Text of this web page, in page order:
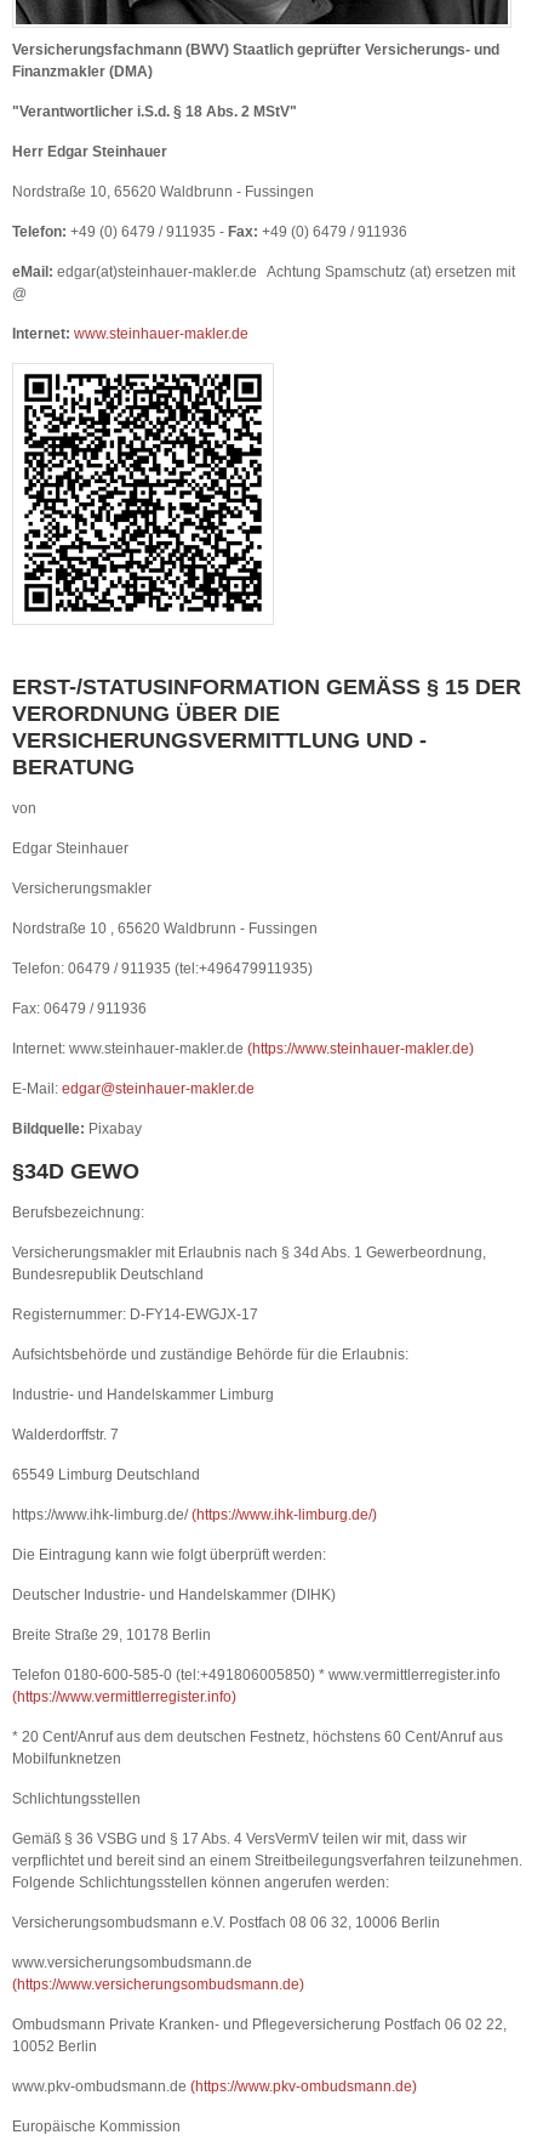
Versicherungsfachmann (BWV) Staatlich geprüfter Versicherungs- und
Finanzmakler (DMA)
"Verantwortlicher i.S.d. § 18 Abs. 2 MStV"
Herr Edgar Steinhauer
Nordstraße 10, 65620 Waldbrunn - Fussingen
Telefon: +49 (0) 6479 / 911935 - Fax: +49 (0) 6479 / 911936
eMail: edgar(at)steinhauer-makler.de Achtung Spamschutz (at) ersetzen mit
@
Internet: www.steinhauer-makler.de
ERST-/STATUSINFORMATION GEMÄSS § 15 DER V
ERORDNUNG ÜBER DIE V
ERSICHERUNGSVERMITTLUNG UND -B
ERATUNG
von
Edgar Steinhauer
Versicherungsmakler
Nordstraße 10 , 65620 Waldbrunn - Fussingen
Telefon: 06479 / 911935 (tel:+496479911935)
Fax: 06479 / 911936
Internet: www.steinhauer-makler.de (https://www.steinhauer-makler.de)
E-Mail: edgar@steinhauer-makler.de
Bildquelle: Pixabay
§34D GEWO
Berufsbezeichnung:
Versicherungsmakler mit Erlaubnis nach § 34d Abs. 1 Gewerbeordnung,
Bundesrepublik Deutschland
Registernummer: D-FY14-EWGJX-17
Aufsichtsbehörde und zuständige Behörde für die Erlaubnis:
Industrie- und Handelskammer Limburg
Walderdorffstr. 7
65549 Limburg Deutschland
https://www.ihk-limburg.de/(https://www.ihk-limburg.de/)
Die Eintragung kann wie folgt überprüft werden:
Deutscher Industrie- und Handelskammer (DIHK)
Breite Straße 29, 10178 Berlin
Telefon 0180-600-585-0 (tel:+491806005850) * www.vermittlerregister.info
(https://www.vermittlerregister.info)
* 20 Cent/Anruf aus dem deutschen Festnetz, höchstens 60 Cent/Anruf aus
Mobilfunknetzen
Schlichtungsstellen
Gemäß § 36 VSBG und § 17 Abs. 4 VersVermV teilen wir mit, dass wir
verpflichtet und bereit sind an einem Streitbeilegungsverfahren teilzunehmen.
Folgende Schlichtungsstellen können angerufen werden:
Versicherungsombudsmann e.V. Postfach 08 06 32, 10006 Berlin
www.versicherungsombudsmann.de
(https://www.versicherungsombudsmann.de)
Ombudsmann Private Kranken- und Pflegeversicherung Postfach 06 02 22,
10052 Berlin
www.pkv-ombudsmann.de (https://www.pkv-ombudsmann.de)
Europäische Kommission